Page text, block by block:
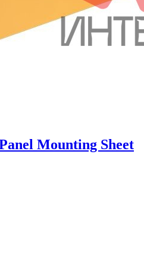
Mounting Sheet